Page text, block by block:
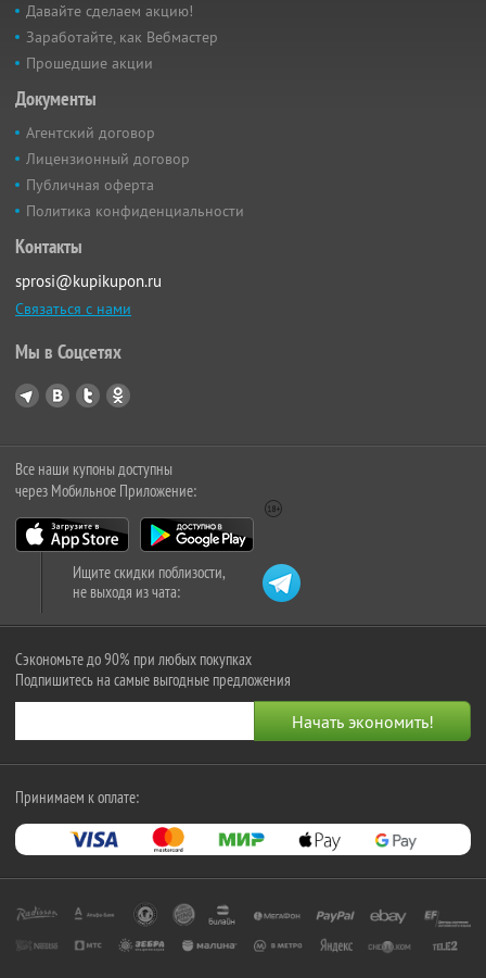
Давайте сделаем акцию!
Заработайте, как Вебмастер
Прошедшие акции
Документы
Агентский договор
Лицензионный договор
Публичная оферта
Политика конфиденциальности
Контакты
sprosi@kupikupon.ru
Связаться с нами
Мы в Соцсетях
Все наши купоны доступны
через Мобильное Приложение:
Ищите скидки поблизости,
не выходя из чата:
Сэкономьте до 90% при любых покупках
Подпишитесь на самые выгодные предложения
Принимаем к оплате: